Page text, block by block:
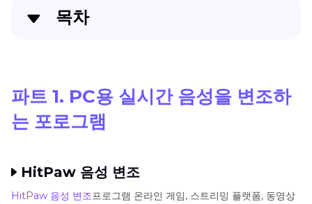
목차
결론
파트 1. PC용 실시간 음성을 변조하
는 포로그램
HitPaw 음성 변조
HitPaw 음성 변조프로그램 온라인 게임, 스트리밍 플랫폼, 동영상